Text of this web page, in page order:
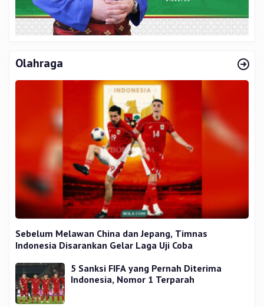
Olahraga
Sebelum Melawan China dan Jepang, Timnas
Indonesia Disarankan Gelar Laga Uji Coba
5 Sanksi FIFA yang Pernah Diterima
Indonesia, Nomor 1 Terparah